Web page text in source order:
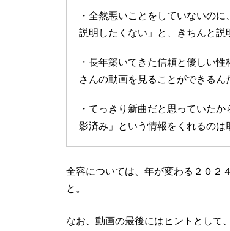
・全然悪いことをしていないの
説明したくない」と、きちんと説
・長年築いてきた信頼と優しい
さんの動画を見ることができるん
・てっきり新曲だと思っていた
影済み」という情報をくれるのは
全容については、年が変わる２０２
と。
なお、動画の最後にはヒントとして